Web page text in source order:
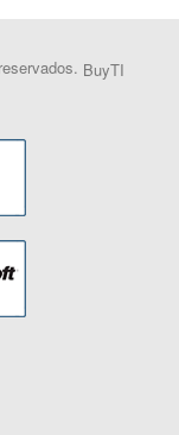
BuyTI